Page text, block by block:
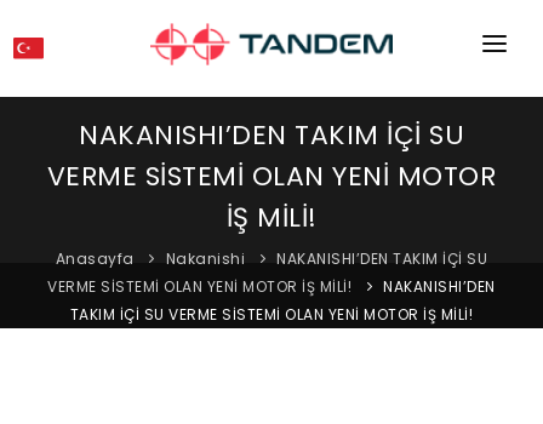
ANA SAYFA
EKIPMANLAR
KATALOGLAR
NAKANISHI’DEN TAKIM İÇİ SU
VERME SİSTEMİ OLAN YENİ MOTOR
İŞ MİLİ!
Anasayfa Nakanishi
NAKANISHI’DEN TAKIM İÇİ SU
VERME SİSTEMİ OLAN YENİ MOTOR İŞ MİLİ!
NAKANISHI’DEN
TAKIM İÇİ SU VERME SİSTEMİ OLAN YENİ MOTOR İŞ MİLİ!